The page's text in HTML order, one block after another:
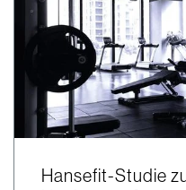
Hansefit-Studie